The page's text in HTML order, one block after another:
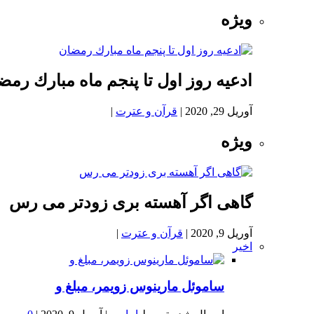
ویژه
ادعيه روز اول تا پنجم ماه مبارك
آوریل 29, 2020 | قرآن و عترت |
ویژه
گاهی اگر آهسته بری زودتر می رس
آوریل 9, 2020 | قرآن و عترت |
اخیر
ساموئل مارینوس زویمر، مبلغ و